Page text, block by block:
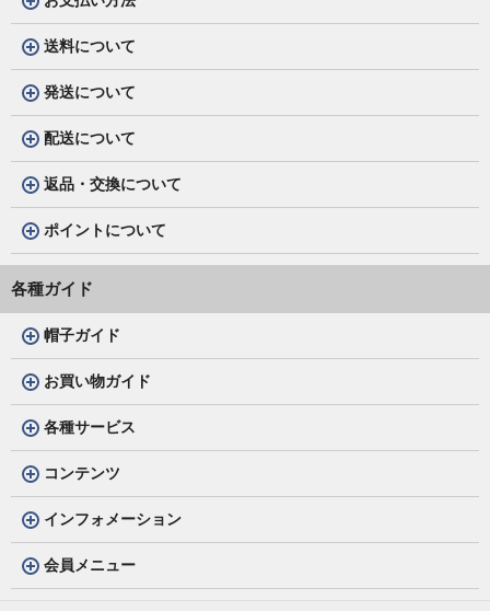
送料について
発送について
配送について
返品・交換について
ポイントについて
各種ガイド
帽子ガイド
お買い物ガイド
各種サービス
コンテンツ
インフォメーション
会員メニュー